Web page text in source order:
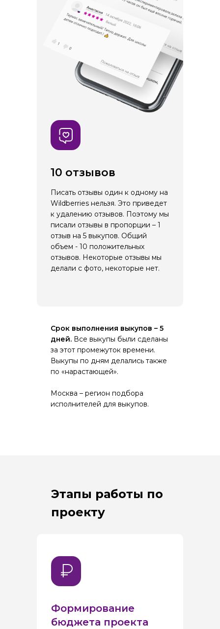
10 отзывов
Писать отзывы один к одному на
Wildberries нельзя. Это приведет
к удалению отзывов. Поэтому мы
писали отзывы в пропорции – 1
отзыв на 5 выкупов. Общий
объем - 10 положительных
отзывов. Некоторые отзывы мы
делали с фото, некоторые нет.
Срок выполнения выкупов – 5
дней. Все выкупы были сделаны
за этот промежуток времени.
Выкупы по дням делались также
по «нарастающей».
Москва – регион подбора
исполнителей для выкупов.
Этапы работы по
проекту
Формирование
бюджета проекта